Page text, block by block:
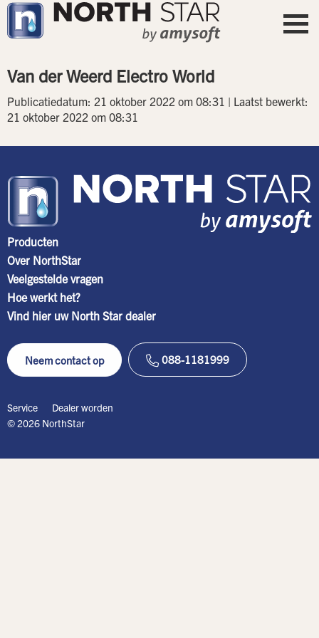
Van der Weerd Electro World
Publicatiedatum: 21 oktober 2022 om 08:31 | Laatst bewerkt:
21 oktober 2022 om 08:31
Producten
Over NorthStar
Veelgestelde vragen
Hoe werkt het?
Vind hier uw North Star dealer
Neem contact op 088-1181999
Service
Dealer worden
© 2026 NorthStar